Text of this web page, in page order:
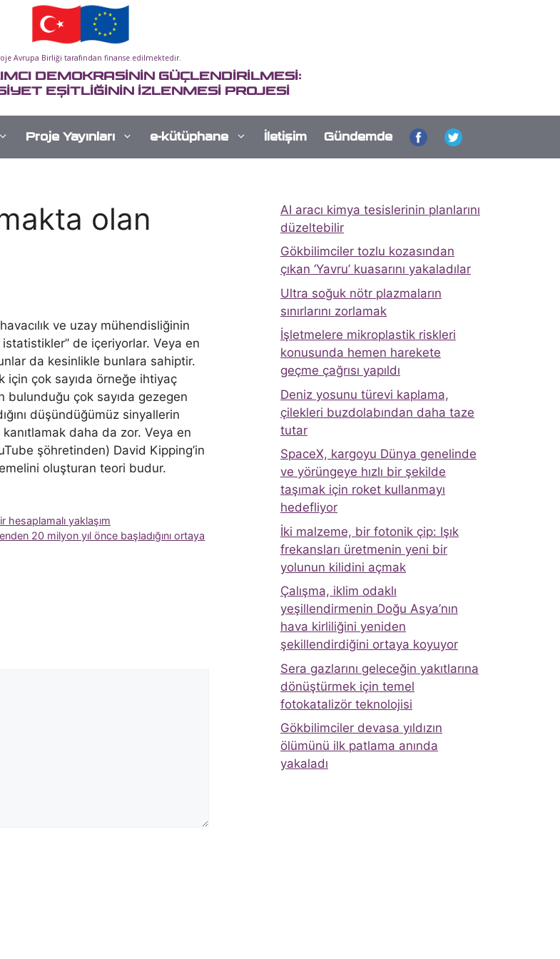
Avrupa Birliği tarafından finanse edilmektedir.
DEMOKRASİNİN GÜÇLENDİRİLMESİ:
EŞİTLİĞİNİN İZLENMESİ PROJESİ
Proje Yayınları e-kütüphane İletişim Gündemde
olan
ve uzay mühendisliğinin
istatistikler” de içeriyorlar. Veya en
da kesinlikle bunlara sahiptir.
çok sayıda örneğe ihtiyaç
bulunduğu çok sayıda gezegen
düşündüğümüz sinyallerin
daha da zor. Veya en
şöhretinden) David Kipping’in
oluşturan teori budur.
hesaplamalı yaklaşım
20 milyon yıl önce başladığını ortaya
AI aracı kimya tesislerinin planlarını
düzeltebilir
Gökbilimciler tozlu kozasından
çıkan ‘Yavru’ kuasarını yakaladılar
Ultra soğuk nötr plazmaların
sınırlarını zorlamak
İşletmelere mikroplastik riskleri
konusunda hemen harekete
geçme çağrısı yapıldı
Deniz yosunu türevi kaplama,
çilekleri buzdolabından daha taze
tutar
SpaceX, kargoyu Dünya genelinde
ve yörüngeye hızlı bir şekilde
taşımak için roket kullanmayı
hedefliyor
İki malzeme, bir fotonik çip: Işık
frekansları üretmenin yeni bir
yolunun kilidini açmak
Çalışma, iklim odaklı
yeşillendirmenin Doğu Asya’nın
hava kirliliğini yeniden
şekillendirdiğini ortaya koyuyor
Sera gazlarını geleceğin yakıtlarına
dönüştürmek için temel
fotokatalizör teknolojisi
Gökbilimciler devasa yıldızın
ölümünü ilk patlama anında
yakaladı